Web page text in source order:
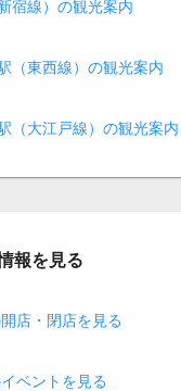
宿線）の観光案内
（東西線）の観光案内
（大江戸線）の観光案内
報を見る
店・閉店を見る
ベントを見る